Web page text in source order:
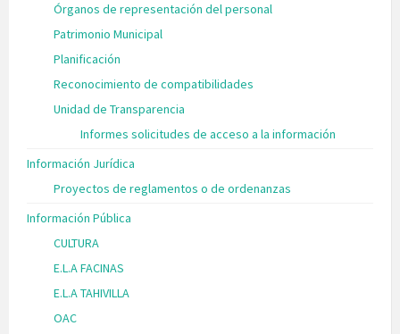
Órganos de representación del personal
Patrimonio Municipal
Planificación
Reconocimiento de compatibilidades
Unidad de Transparencia
Informes solicitudes de acceso a la información
Información Jurídica
Proyectos de reglamentos o de ordenanzas
Información Pública
CULTURA
E.L.A FACINAS
E.L.A TAHIVILLA
OAC